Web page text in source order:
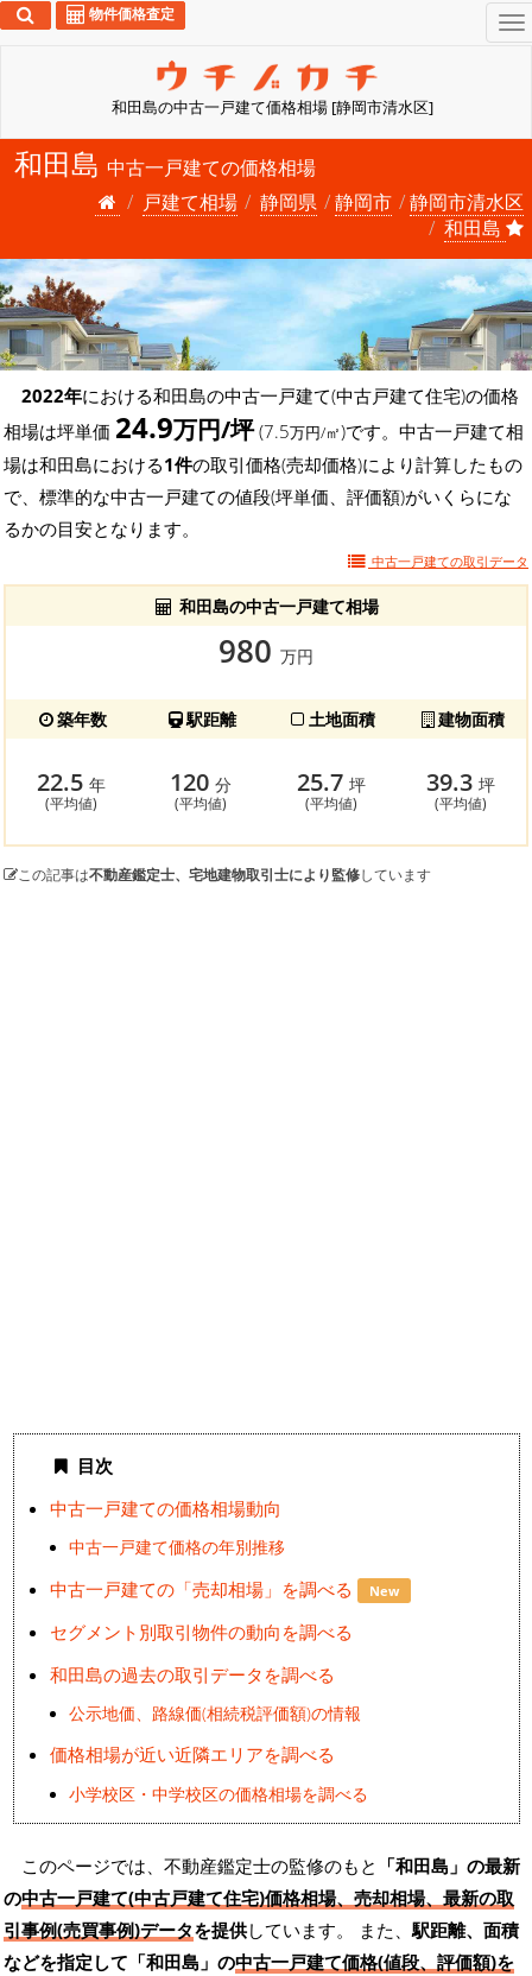
和田島の中古一戸建て価格相場 [静岡市清水区]
物件価格査定
和田島 中古一戸建ての価格相場
戸建て相場
静岡県 静岡市
静岡市清水区
和田島
2022年における和田島の中古一戸建て(中古戸建て住宅)の価格
相場は坪単価 24.9万円/坪(7.5万円/㎡)です。中古一戸建て相
場は和田島における1件の取引価格(売却価格)により計算したもの
で、標準的な中古一戸建ての値段(坪単価、評価額)がいくらにな
るかの目安となります。
中古一戸建ての取引データ
和田島の中古一戸建て相場
980 万円
築年数 駅距離 土地面積 建物面積
22.5 年
(平均値)
120分
(平均値)
25.7 坪
(平均値)
39.3坪
(平均値)
この記事は不動産鑑定士、宅地建物取引士により監修しています
目次
中古一戸建ての価格相場動向
中古一戸建て価格の年別推移
中古一戸建ての「売却相場」を調べる New
セグメント別取引物件の動向を調べる
和田島の過去の取引データを調べる
公示地価、路線価(相続税評価額)の情報
価格相場が近い近隣エリアを調べる
小学校区・中学校区の価格相場を調べる
このページでは、不動産鑑定士の監修のもと 「和田島」の最新
の中古一戸建て(中古戸建て住宅)価格相場、売却相場、最新の取
引事例(売買事例)データを提供しています。 また、駅距離、面積
などを指定して「和田島」の中古一戸建て価格(値段、評価額)を